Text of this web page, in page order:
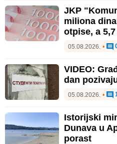
JKP
miliona
otpise, a
05.08.2026. •
VIDEO:
dan
05.08.2026. •
Istorijski
Dunava u
porast